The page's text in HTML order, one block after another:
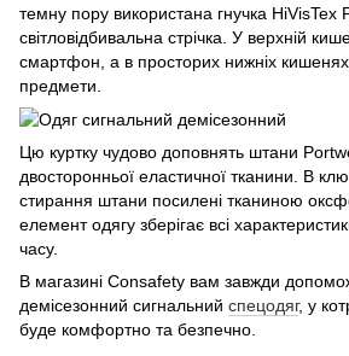
темну пору використана гнучка НiVisTex
світловідбивальна стрічка. У верхній
смартфон, а в просторих нижніх кишенях
предмети.
Цю куртку чудово доповнять штани
двосторонньої еластичної тканини. В
стирання штани посилені тканиною
елемент одягу зберігає всі
часу.
В магазині Consafety вам завжди
демісезонний сигнальний спецодяг, у
буде комфортно та безпечно.